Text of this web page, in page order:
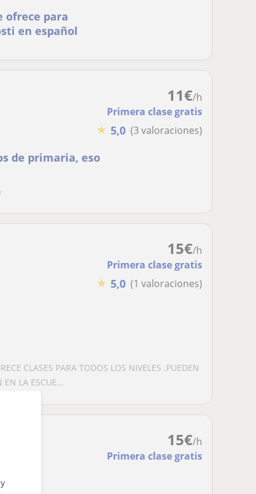
ofrece para
en español
11€/h
Primera clase gratis
★ 5,0 (3 valoraciones)
de primaria, eso
15€/h
Primera clase gratis
★ 5,0 (1 valoraciones)
CLASES PARA TODOS LOS NIVELES .PUEDEN
EN LA ESCUE...
15€/h
Primera clase gratis